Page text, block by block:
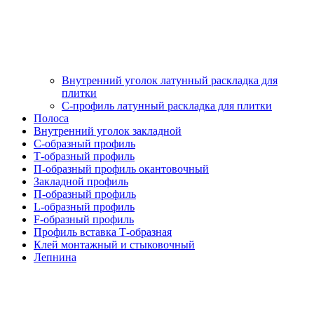
Внутренний уголок латунный раскладка для
плитки
С-профиль латунный раскладка для плитки
Полоса
Внутренний уголок закладной
С-образный профиль
Т-образный профиль
П-образный профиль окантовочный
Закладной профиль
П-образный профиль
L-образный профиль
F-образный профиль
Профиль вставка Т-образная
Клей монтажный и стыковочный
Лепнина